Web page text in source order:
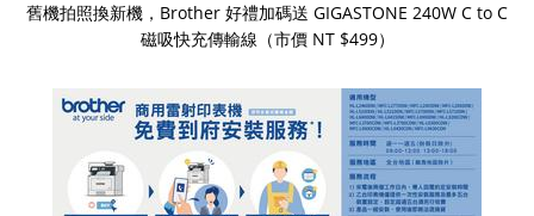
舊機拍照換新機，Brother 好禮加碼送 GIGASTONE 240W C to C
磁吸快充傳輸線（市價 NT $499）